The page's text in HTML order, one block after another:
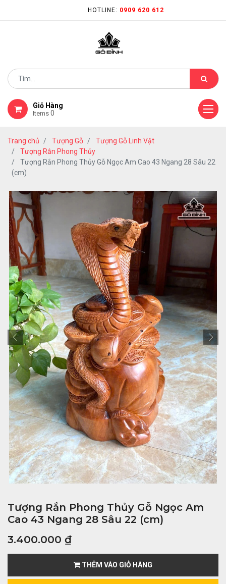
HOTLINE: 0909 620 612
Giỏ Hàng
Items 0
Trang chủ Tượng Gỗ
Tượng Gỗ Linh Vật
Tượng Rắn Phong Thủy
Tượng Rắn Phong Thủy Gỗ Ngọc Am Cao 43 Ngang 28 Sâu 22
(cm)
Tượng Rắn Phong Thủy Gỗ Ngọc Am
Cao 43 Ngang 28 Sâu 22 (cm)
3.400.000 ₫
THÊM VÀO GIỎ HÀNG